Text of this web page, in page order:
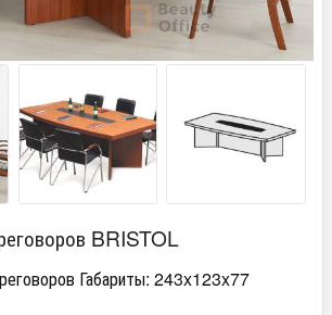
BRISTOL
Габариты: 243x123x77